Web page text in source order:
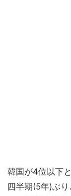
韓国が4位以下
四半期(5年)ぶ